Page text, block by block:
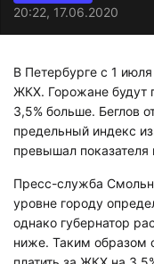
20:22, 17.06.2020
В Петербурге с 1
ЖКХ. Горожане будут
3,5% больше. Беглов
предельный индекс
превышал показателя
Пресс-служба
уровне городу
однако губернатор
ниже. Таким образом